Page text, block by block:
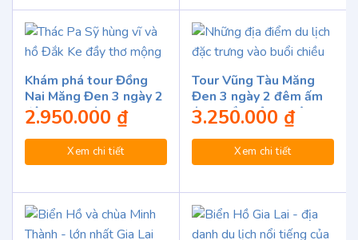
Khám phá tour Đồng
Nai Măng Đen 3 ngày 2
đêm trọn gói
2.950.000 ₫
Xem chi tiết
Tour Vũng Tàu Măng
Đen 3 ngày 2 đêm ấm
áp, nhiều trải nghiệm
thú vị
3.250.000 ₫
Xem chi tiết